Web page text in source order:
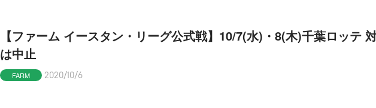
【ファーム イースタン・リーグ公式戦】10/7(水)・8(木)千葉ロッテ
は中止
FARM 2020/10/6